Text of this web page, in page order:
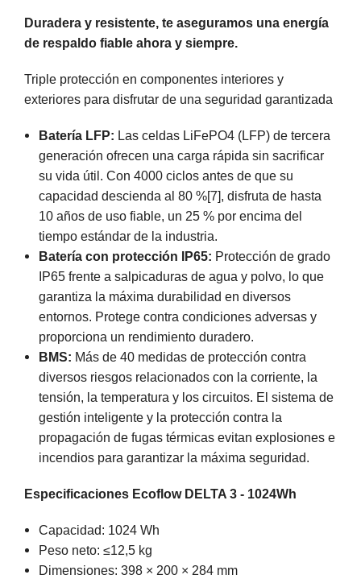
Duradera y resistente, te aseguramos una energía
de respaldo fiable ahora y siempre.
Triple protección en componentes interiores y
exteriores para disfrutar de una seguridad garantizada
Batería LFP: Las celdas LiFePO4 (LFP) de tercera
generación ofrecen una carga rápida sin sacrificar
su vida útil. Con 4000 ciclos antes de que su
capacidad descienda al 80 %[7], disfruta de hasta
10 años de uso fiable, un 25 % por encima del
tiempo estándar de la industria.
Batería con protección IP65: Protección de grado
IP65 frente a salpicaduras de agua y polvo, lo que
garantiza la máxima durabilidad en diversos
entornos. Protege contra condiciones adversas y
proporciona un rendimiento duradero.
BMS: Más de 40 medidas de protección contra
diversos riesgos relacionados con la corriente, la
tensión, la temperatura y los circuitos. El sistema de
gestión inteligente y la protección contra la
propagación de fugas térmicas evitan explosiones e
incendios para garantizar la máxima seguridad.
Especificaciones Ecoflow DELTA 3 - 1024Wh
Capacidad: 1024 Wh
Peso neto: ≤12,5 kg
Dimensiones: 398 × 200 × 284 mm